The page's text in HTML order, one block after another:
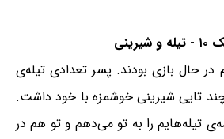
حال بازی بودند. پسر تعدادی تیله‌ی
تایی شیرینی خوشمزه با خود داشت.
تیله‌هایم را به تو می‌دهم و تو هم در